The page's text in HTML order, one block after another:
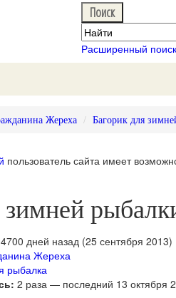
Расширенный поиск
Жереха Багорик для
пользователь сайта имеет
зимней
4700 дней назад (25 сентября 2013)
Жереха
рыбалка
2 раза — последний 13 октября